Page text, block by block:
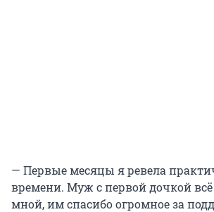
— Первые месяцы я ревела
времени. Муж с первой дочкой
мной, им спасибо огромное за